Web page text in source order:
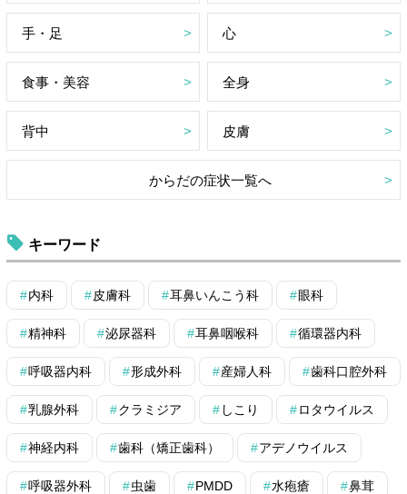
手・足 心
食事・美容 全身
背中 皮膚
からだの症状一覧へ
キーワード
内科 皮膚科 耳鼻いんこう科 眼科
精神科 泌尿器科 耳鼻咽喉科 循環器内科
呼吸器内科 形成外科 産婦人科 歯科口腔外科
乳腺外科 クラミジア しこり ロタウイルス
神経内科 歯科（矯正歯科） アデノウイルス
呼吸器外科 虫歯 PMDD 水疱瘡 鼻茸